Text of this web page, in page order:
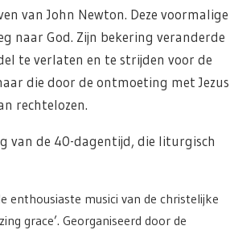
van John Newton. Deze voormalige
naar God. Zijn bekering veranderde
te verlaten en te strijden voor de
die door de ontmoeting met Jezus
rechtelozen.
van de 40-dagentijd, die liturgisch
enthousiaste musici van de christelijke
grace’. Georganiseerd door de